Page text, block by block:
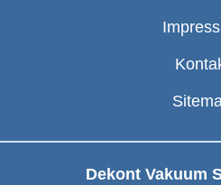
Dekont Vakuum